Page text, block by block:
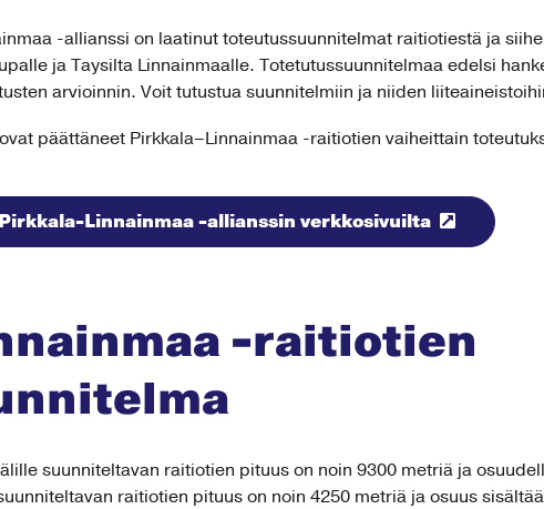
-allianssi on laatinut toteutussuunnitelmat raitiotiestä ja
ja Taysilta Linnainmaalle. Totetutussuunnitelmaa edelsi
arvioinnin. Voit tutustua suunnitelmiin ja niiden
päättäneet Pirkkala–Linnainmaa -raitiotien vaiheittain
Linnainmaa -allianssin verkkosivuilta
-raitiotien
suunniteltavan raitiotien pituus on noin 9300 metriä ja
raitiotien pituus on noin 4250 metriä ja osuus